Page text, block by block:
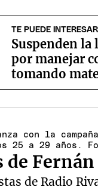
TE PUEDE INTERESAR
Suspenden la
por manejar
tomando
con la
25 a 29 años.
de
de Radio